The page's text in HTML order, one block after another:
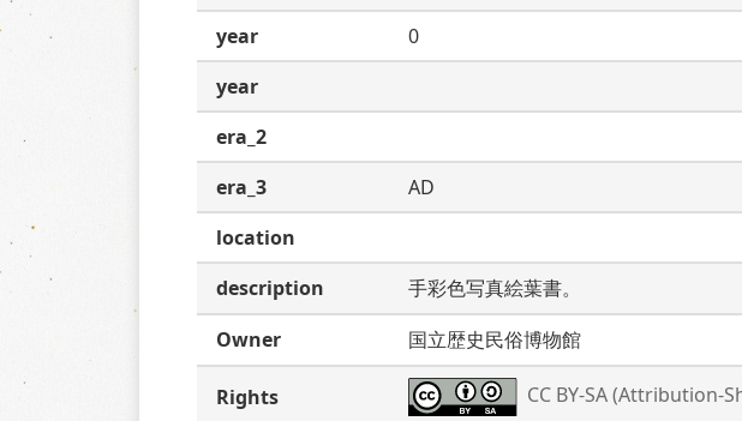
year
0
year
era_2
era_3
AD
location
description
手彩色写真絵葉書。
Owner
国立歴史民俗博物館
Rights CC BY-SA (Attribution-